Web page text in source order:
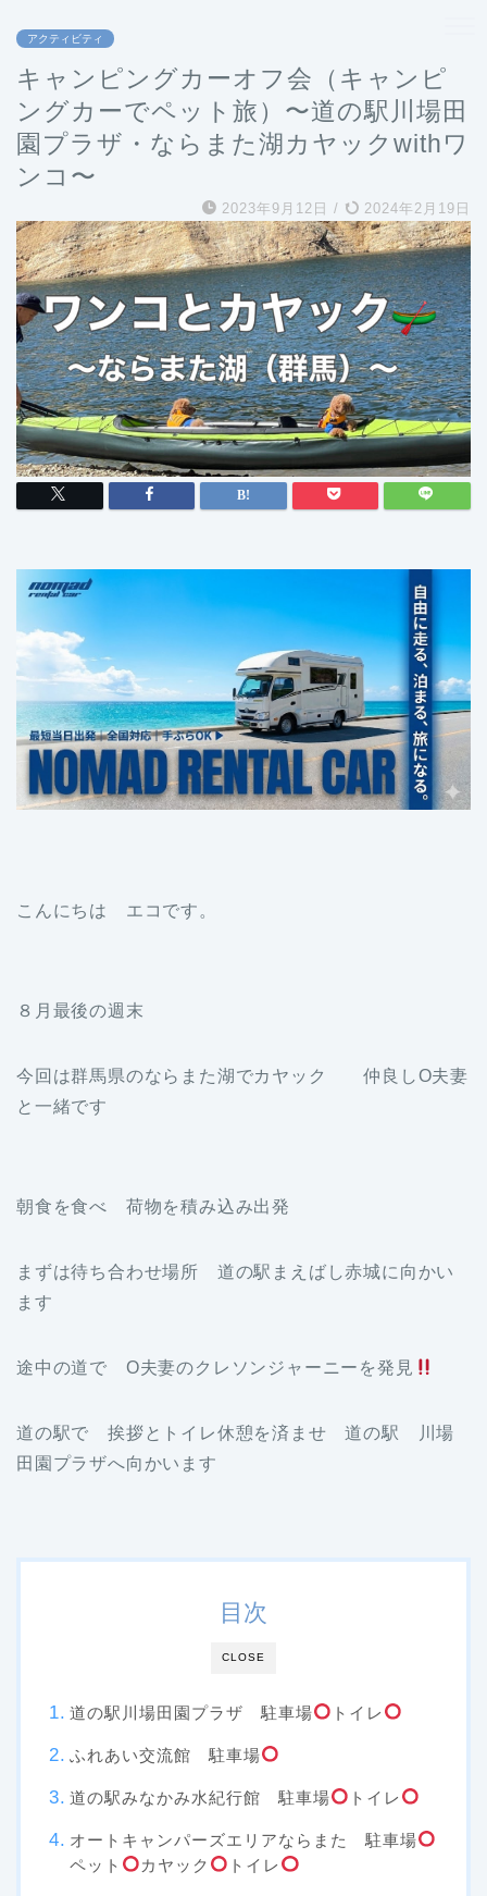
アクティビティ
キャンピングカーオフ会（キャンピ
ングカーでペット旅）〜道の駅川場田
園プラザ・ならまた湖カヤックwithワ
ンコ〜
2023年9月12日 / 2024年2月19日
こんにちは エコです。
８月最後の週末
今回は群馬県のならまた湖でカヤック 仲良しO夫妻
と一緒です
朝食を食べ 荷物を積み込み出発
まずは待ち合わせ場所 道の駅まえばし赤城に向かい
ます
途中の道で O夫妻のクレソンジャーニーを発見
道の駅で 挨拶とトイレ休憩を済ませ 道の駅 川場
田園プラザへ向かいます
CLOSE
目次
道の駅川場田園プラザ 駐車場 トイレ
ふれあい交流館 駐車場
道の駅みなかみ水紀行館 駐車場 トイレ
オートキャンパーズエリアならまた 駐車場
ペット
カヤック トイレ